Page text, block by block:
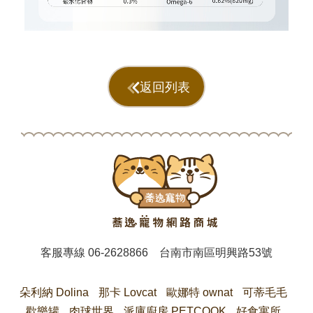
返回列表
客服專線06-2628866 台南市南區明興路53號
朵利納 Dolina 那卡 Lovcat 歐娜特 ownat
可蒂毛毛